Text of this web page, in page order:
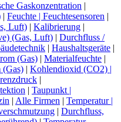
Gaskonzentration |
| Feuchte | Feuchtesensoren |
Luft) | Kalibrierung |
(Gas, Luft) | Durchfluss /
| Haushaltsgeräte |
(Gas) | Materialfeuchte |
(Gas) | Kohlendioxid (CO2) |
|
| Taupunkt |
| Alle Firmen | Temperatur |
| Durchfluss,